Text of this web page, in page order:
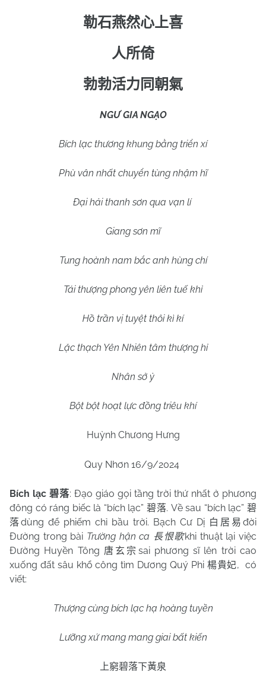
勒石燕然心上喜
人所倚
勃勃活力同朝氣
NGƯ GIA NGẠO
Bích lạc thương khung bằng triển xí
Phù vân nhất chuyển tùng nhậm hĩ
Đại hải thanh sơn qua vạn lí
Giang sơn mĩ
Tung hoành nam bắc anh hùng chí
Tái thượng phong yên liên tuế khỉ
Hồ trần vị tuyệt thôi kì kí
Lặc thạch Yên Nhiên tâm thượng hỉ
Nhân sở ỷ
Bột bột hoạt lực đồng triêu khí
Huỳnh Chương Hưng
Quy Nhơn 16/9/2024
Bích lạc 碧落: Đạo giáo gọi tầng trời thứ nhất ở phương
đông có ráng biếc là “bích lạc” 碧落. Về sau “bích lạc” 碧
落dùng để phiếm chỉ bầu trời. Bạch Cư Dị 白居易 đời
Đường trong bài Trường hận ca 長恨歌khi thuật lại việc
Đường Huyền Tông 唐玄宗 sai phương sĩ lên trời cao
xuống đất sâu khổ công tìm Dương Quý Phi 楊貴妃, có
viết:
Thượng cùng bích lạc hạ hoàng tuyền
Lưỡng xứ mang mang giai bất kiến
上窮碧落下黃泉